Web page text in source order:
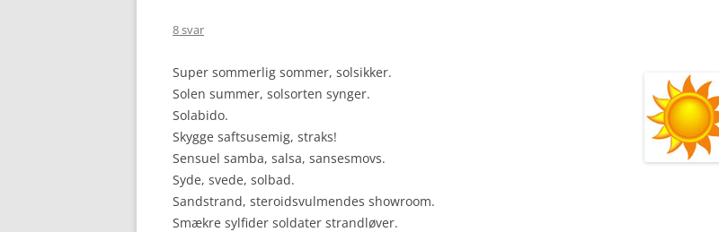
8 svar
Super sommerlig sommer, solsikker.
Solen summer, solsorten synger.
Solabido.
Skygge saftsusemig, straks!
Sensuel samba, salsa, sansesmovs.
Syde, svede, solbad.
Sandstrand, steroidsvulmendes showroom.
Smækre sylfider soldater strandløver.